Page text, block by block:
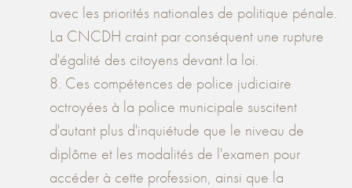
avec les priorités nationales de politique pénale.
La CNCDH craint par conséquent une rupture
d'égalité des citoyens devant la loi.
8. Ces compétences de police judiciaire
octroyées à la police municipale suscitent
d'autant plus d'inquiétude que le niveau de
diplôme et les modalités de l'examen pour
accéder à cette profession, ainsi que la